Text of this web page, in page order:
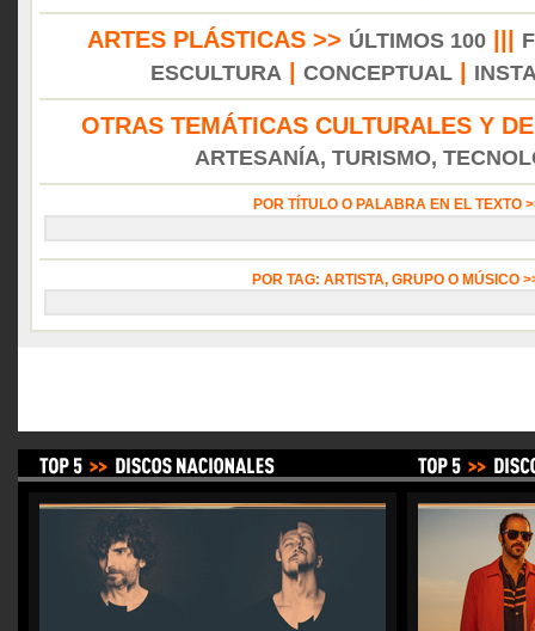
ARTES PLÁSTICAS >> ÚLTIMOS 100|||
ESCULTURA
CONCEPTUAL
OTRAS TEMÁTICAS CULTURALES Y
ARTESANÍA, TURISMO,
POR TÍTULO O PALABRA EN EL TEXTO
POR TAG: ARTISTA, GRUPO O MÚSICO